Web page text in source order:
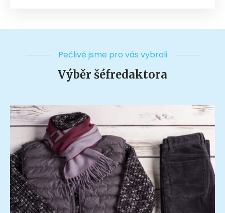
Pečlivě jsme pro vás vybrali
Výběr šéfredaktora